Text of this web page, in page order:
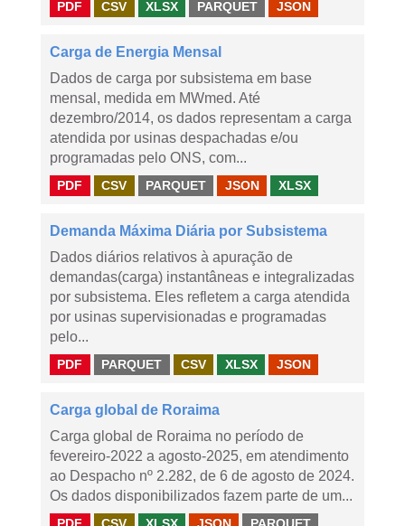
PDF CSV XLSX PARQUET JSON
Carga de Energia Mensal
Dados de carga por subsistema em base
mensal, medida em MWmed. Até
dezembro/2014, os dados representam a carga
atendida por usinas despachadas e/ou
programadas pelo ONS, com...
PDF CSV PARQUET JSON XLSX
Demanda Máxima Diária por Subsistema
Dados diários relativos à apuração de
demandas(carga) instantâneas e integralizadas
por subsistema. Eles refletem a carga atendida
por usinas supervisionadas e programadas
pelo...
PDF PARQUET CSV XLSX JSON
Carga global de Roraima
Carga global de Roraima no período de
fevereiro-2022 a agosto-2025, em atendimento
ao Despacho nº 2.282, de 6 de agosto de 2024.
Os dados disponibilizados fazem parte de um...